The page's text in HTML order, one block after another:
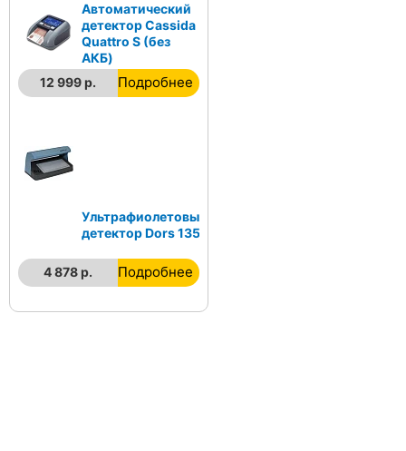
Автоматический
детектор Cassida
Quattro S (без
АКБ)
12 999 р.
Подробнее
Ультрафиолетовый
детектор Dors 135
4 878 р. Подробнее